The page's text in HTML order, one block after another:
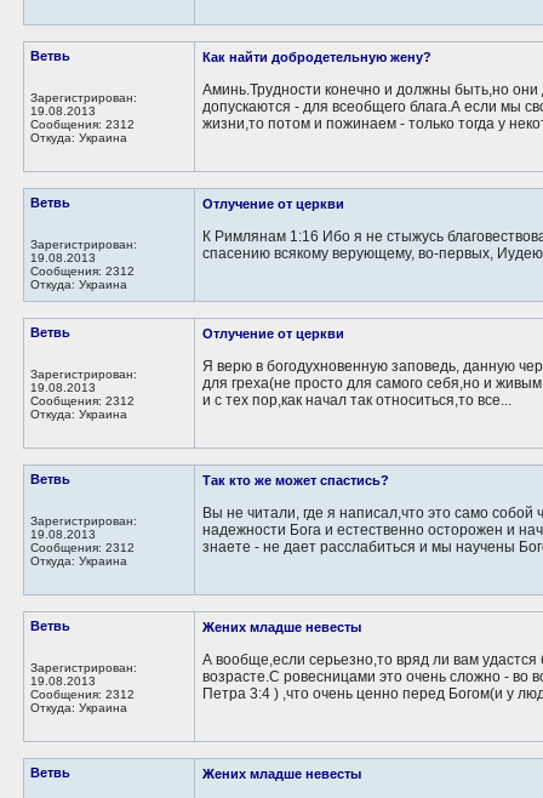
Ветвь
Зарегистрирован:
19.08.2013
Сообщения: 2312
Откуда: Украина
Как найти добродетельную жену?
Аминь.Трудности конечно и должны быть,но
допускаются - для всеобщего блага.А если мы
жизни,то потом и пожинаем - только тогда у
Ветвь
Зарегистрирован:
19.08.2013
Сообщения: 2312
Откуда: Украина
Отлучение от церкви
К Римлянам 1:16 Ибо я не стыжусь
спасению всякому верующему, во-первых,
Ветвь
Зарегистрирован:
19.08.2013
Сообщения: 2312
Откуда: Украина
Отлучение от церкви
Я верю в богодухновенную заповедь, данную
для греха(не просто для самого себя,но и
и с тех пор,как начал так относиться,то все...
Ветвь
Зарегистрирован:
19.08.2013
Сообщения: 2312
Откуда: Украина
Так кто же может спастись?
Вы не читали, где я написал,что это само
надежности Бога и естественно осторожен и
знаете - не дает расслабиться и мы научены
Ветвь
Зарегистрирован:
19.08.2013
Сообщения: 2312
Откуда: Украина
Жених младше невесты
А вообще,если серьезно,то вряд ли вам
возрасте.С ровесницами это очень сложно - во
Петра 3:4 ) ,что очень ценно перед Богом(и у
Ветвь Жених младше невесты